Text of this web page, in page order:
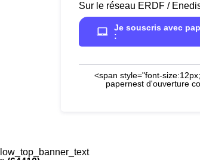
Sur le réseau ERDF /
Je souscris avec
:
<span style="font-
papernest d'ouverture